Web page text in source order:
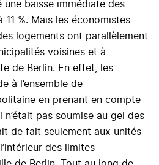
une baisse immédiate des
11 %. Mais les économistes
logements ont parallèlement
voisines et à
de Berlin. En effet, les
à l’ensemble de
en prenant en compte
pas soumise au gel des
de fait seulement aux unités
des limites